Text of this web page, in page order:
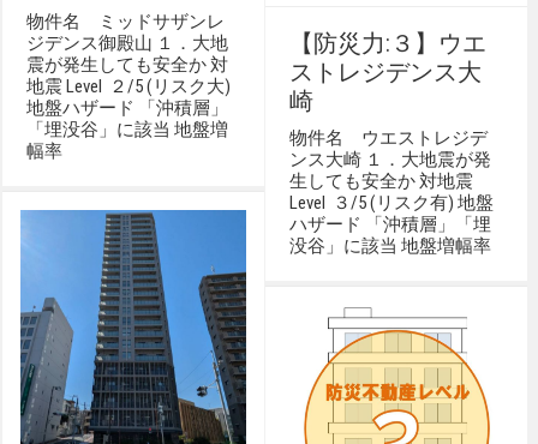
物件名 ミッドサザンレ
ジデンス御殿山 １．大地
震が発生しても安全か 対
地震 Level ２/5 (リスク大)
地盤ハザード 「沖積層」
「埋没谷」に該当 地盤増
幅率
【防災力:３】ウエ
ストレジデンス大
崎
物件名 ウエストレジデ
ンス大崎 １．大地震が発
生しても安全か 対地震
Level ３/5 (リスク有) 地盤
ハザード 「沖積層」「埋
没谷」に該当 地盤増幅率